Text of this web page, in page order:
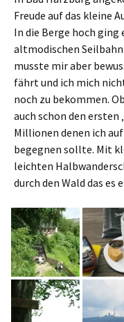
Freude auf das kleine
In die Berge hoch
altmodischen
musste mir aber
fährt und ich mich
noch zu bekommen.
auch schon den
Millionen denen ich
begegnen sollte. Mit
leichten
durch den Wald das es